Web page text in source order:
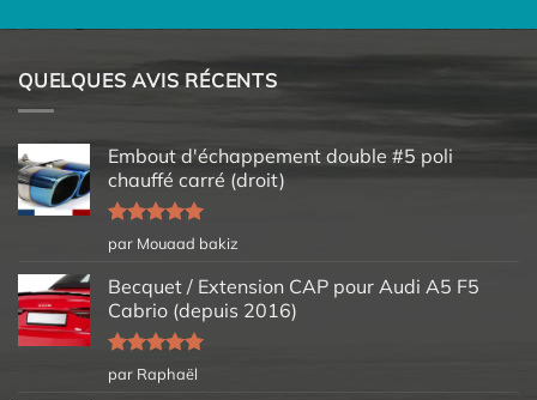
QUELQUES AVIS RÉCENTS
Embout d'échappement double #5 poli
chauffé carré (droit)
Note5sur
5
par Mouaad bakiz
Becquet / Extension CAP pour Audi A5 F5
Cabrio (depuis 2016)
Note5sur
5
par Raphaël